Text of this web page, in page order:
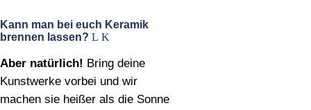
Kann man bei euch Keramik
brennen lassen?
Aber natürlich! Bring deine
Kunstwerke vorbei und wir
machen sie heißer als die Sonne